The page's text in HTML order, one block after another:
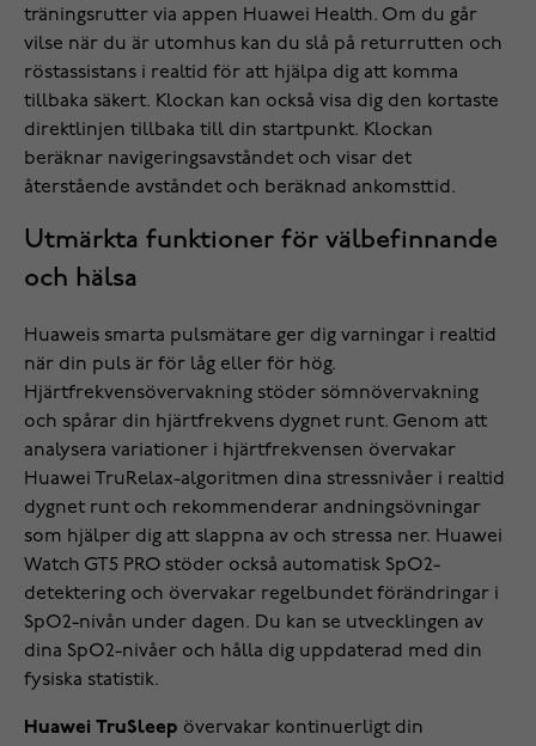
träningsrutter via appen Huawei Health. Om du går
vilse när du är utomhus kan du slå på returrutten och
röstassistans i realtid för att hjälpa dig att komma
tillbaka säkert. Klockan kan också visa dig den kortaste
direktlinjen tillbaka till din startpunkt. Klockan
beräknar navigeringsavståndet och visar det
återstående avståndet och beräknad ankomsttid.
Utmärkta funktioner för välbefinnande
och hälsa
Huaweis smarta pulsmätare ger dig varningar i realtid
när din puls är för låg eller för hög.
Hjärtfrekvensövervakning stöder sömnövervakning
och spårar din hjärtfrekvens dygnet runt. Genom att
analysera variationer i hjärtfrekvensen övervakar
Huawei TruRelax-algoritmen dina stressnivåer i realtid
dygnet runt och rekommenderar andningsövningar
som hjälper dig att slappna av och stressa ner. Huawei
Watch GT5 PRO stöder också automatisk SpO2-
detektering och övervakar regelbundet förändringar i
SpO2-nivån under dagen. Du kan se utvecklingen av
dina SpO2-nivåer och hålla dig uppdaterad med din
fysiska statistik.
Huawei TruSleep övervakar kontinuerligt din